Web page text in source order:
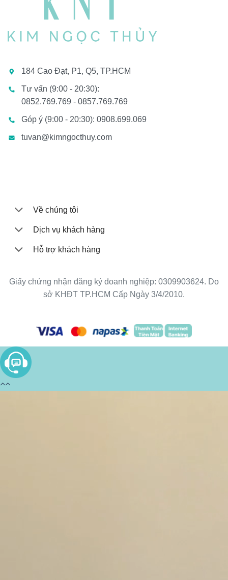
184 Cao Đạt, P1, Q5, TP.HCM
Tư vấn (9:00 - 20:30):
0852.769.769 - 0857.769.769
Góp ý (9:00 - 20:30): 0908.699.069
tuvan@kimngocthuy.com
Về chúng tôi
Dịch vụ khách hàng
Hỗ trợ khách hàng
Giấy chứng nhận đăng ký doanh nghiệp: 0309903624. Do
sở KHĐT TP.HCM Cấp Ngày 3/4/2010.